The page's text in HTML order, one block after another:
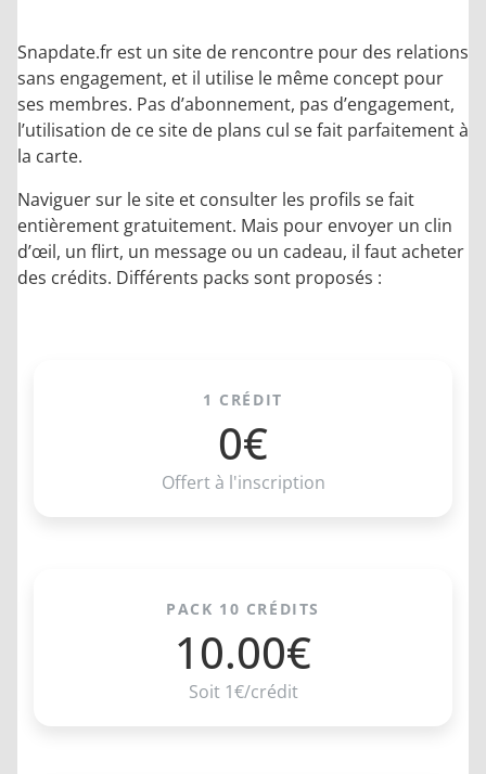
Snapdate.fr est un site de rencontre pour des relations
sans engagement, et il utilise le même concept pour
ses membres. Pas d’abonnement, pas d’engagement,
l’utilisation de ce site de plans cul se fait parfaitement à
la carte.
Naviguer sur le site et consulter les profils se fait
entièrement gratuitement. Mais pour envoyer un clin
d’œil, un flirt, un message ou un cadeau, il faut acheter
des crédits. Différents packs sont proposés :
1 CRÉDIT
0€
Offert à l'inscription
PACK 10 CRÉDITS
10.00€
Soit 1€/crédit